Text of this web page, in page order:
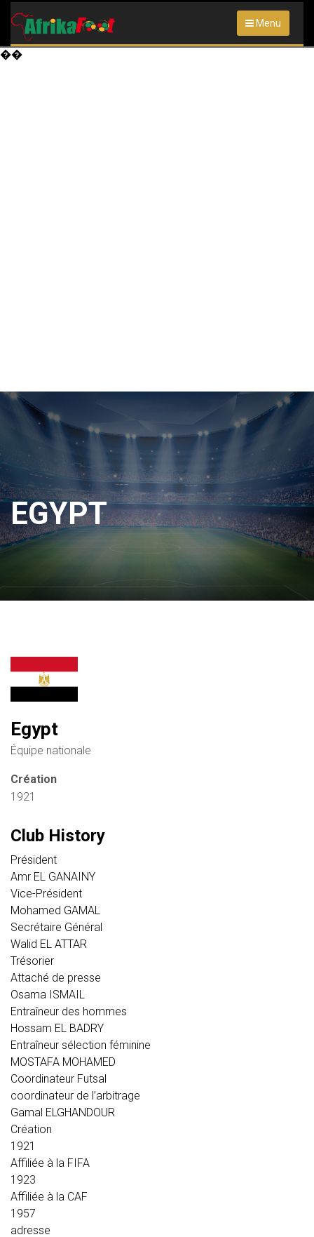
Menu
��
EGYPT
Egypt
Équipe nationale
Création
1921
Club History
Président
Amr EL GANAINY
Vice-Président
Mohamed GAMAL
Secrétaire Général
Walid EL ATTAR
Trésorier
Attaché de presse
Osama ISMAIL
Entraîneur des hommes
Hossam EL BADRY
Entraîneur sélection féminine
MOSTAFA MOHAMED
Coordinateur Futsal
coordinateur de l’arbitrage
Gamal ELGHANDOUR
Création
1921
Affiliée à la FIFA
1923
Affiliée à la CAF
1957
adresse